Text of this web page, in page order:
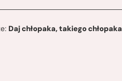
Daj chłopaka, takiego chłopaka